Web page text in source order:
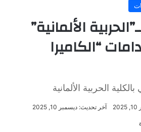
الألمانية”
“الكاميرا
الحربية الألمانية
آخر تحديث: ديسمبر 10, 2025